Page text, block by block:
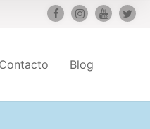
Contacto Blog